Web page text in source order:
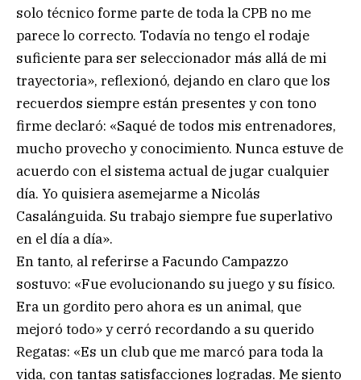
solo técnico forme parte de toda la CPB no me
parece lo correcto. Todavía no tengo el rodaje
suficiente para ser seleccionador más allá de mi
trayectoria», reflexionó, dejando en claro que los
recuerdos siempre están presentes y con tono
firme declaró: «Saqué de todos mis entrenadores,
mucho provecho y conocimiento. Nunca estuve de
acuerdo con el sistema actual de jugar cualquier
día. Yo quisiera asemejarme a Nicolás
Casalánguida. Su trabajo siempre fue superlativo
en el día a día».
En tanto, al referirse a Facundo Campazzo
sostuvo: «Fue evolucionando su juego y su físico.
Era un gordito pero ahora es un animal, que
mejoró todo» y cerró recordando a su querido
Regatas: «Es un club que me marcó para toda la
vida, con tantas satisfacciones logradas. Me siento